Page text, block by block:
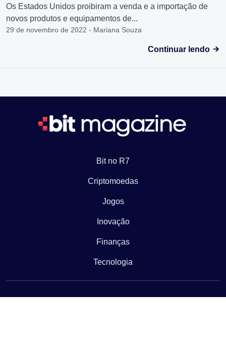
Os Estados Unidos proibiram a venda e a importação de
novos produtos e equipamentos de...
29 de novembro de 2022 - Mariana Souza
Continuar lendo
Bit no R7
Criptomoedas
Jogos
Inovação
Finanças
Tecnologia